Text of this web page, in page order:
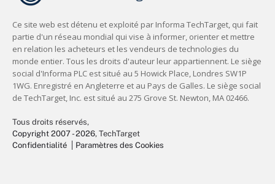
Tous droits réservés,
Copyright 2007 - 2026, TechTarget
Confidentialité
Paramètres des Cookies